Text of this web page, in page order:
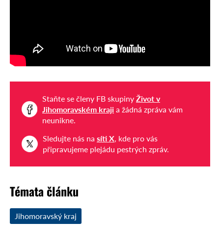
Staňte se členy FB skupiny Život v
Jihomoravském kraji a žádná zpráva vám
neunikne.
Sledujte nás na síti X , kde pro vás
připravujeme plejádu pestrých zpráv.
Témata článku
Jihomoravský kraj